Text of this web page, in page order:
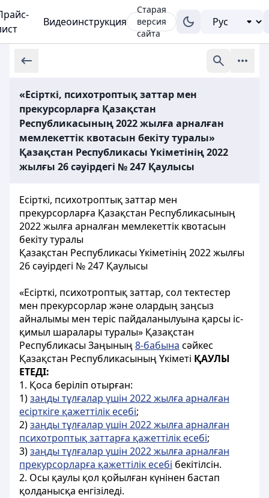
Видеоинструкция
Старая
версия
сайта
«Есірткі, психотроптық заттар мен
прекурсорларға Қазақстан
Республикасының 2022 жылға арналған
мемлекеттік квотасын бекіту туралы»
Қазақстан Республикасы Үкіметінің 2022
жылғы 26 сәуірдегі № 247 Қаулысы
Есірткі, психотроптық заттар мен
прекурсорларға Қазақстан Республикасының
2022 жылға арналған мемлекеттік квотасын
бекіту туралы
Қазақстан Республикасы Үкіметінің 2022 жылғы
26 сәуірдегі № 247 Қаулысы
«Есірткі, психотроптық заттар, сол тектестер
мен прекурсорлар және олардың заңсыз
айналымы мен теріс пайдаланылуына қарсы іс-
қимыл шаралары туралы» Қазақстан
Республикасы Заңының8-бабына сәйкес
Қазақстан Республикасының Үкiметi ҚАУЛЫ
ЕТЕДI:
1. Қоса беріліп отырған:
1)заңды тұлғалар үшін 2022 жылға арналған
есiрткiге қажеттілік есебі;
2)заңды тұлғалар үшін 2022 жылға арналған
психотроптық заттарға қажеттiлiк есебі;
3)заңды тұлғалар үшін 2022 жылға арналған
прекурсорларға қажеттiлiк есебі бекiтiлсiн.
2. Осы қаулы қол қойылған күнінен бастап
қолданысқа енгiзiледi.